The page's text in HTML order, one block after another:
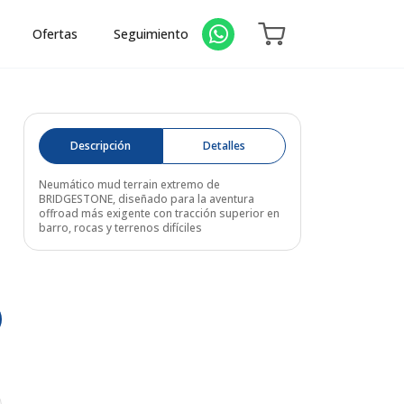
Ofertas Seguimiento
Descripción Detalles
Neumático mud terrain extremo de
BRIDGESTONE, diseñado para la aventura
offroad más exigente con tracción superior en
barro, rocas y terrenos difíciles